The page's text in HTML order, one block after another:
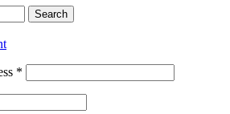
Search
*